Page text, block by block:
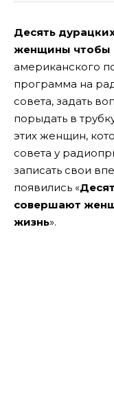
Десять
женщины чтобы
американского
программа на
совета, задать
порыдать в
этих женщин,
совета у
записать свои
появились «
совершают
жизнь».